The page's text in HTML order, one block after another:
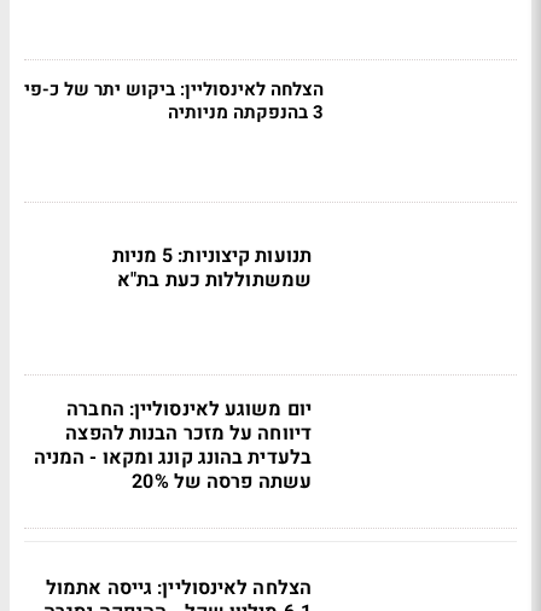
הצלחה לאינסוליין: ביקוש יתר של כ-פי
3 בהנפקתה מניותיה
תנועות קיצוניות: 5 מניות
שמשתוללות כעת בת"א
יום משוגע לאינסוליין: החברה
דיווחה על מזכר הבנות להפצה
בלעדית בהונג קונג ומקאו - המניה
עשתה פרסה של 20%
הצלחה לאינסוליין: גייסה אתמול